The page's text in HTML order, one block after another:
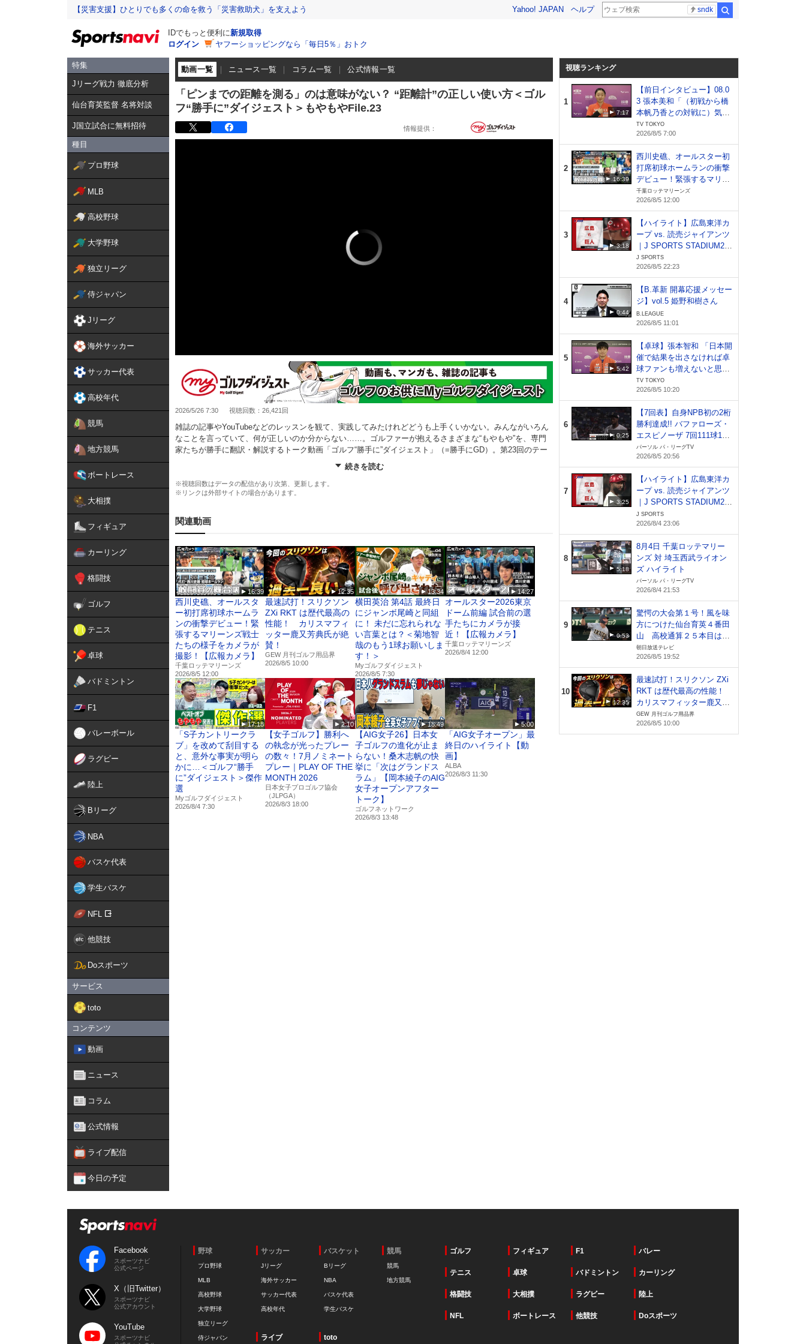
【災害支援】ひとりでも多くの命を救う「災害救助犬」を支えよう Yahoo! JAPAN ヘルプ sndk
IDでもっと便利に新規取得
ログイン
ヤフーショッピングなら「毎日5％」おトク
特集
Jリーグ戦力 徹底分析
仙台育英監督 名将対談
J国立試合に無料招待
種目
プロ野球
MLB
高校野球
大学野球
独立リーグ
侍ジャパン
Jリーグ
海外サッカー
サッカー代表
高校年代
競馬
地方競馬
ボートレース
大相撲
フィギュア
カーリング
格闘技
ゴルフ
テニス
卓球
バドミントン
F1
バレーボール
ラグビー
陸上
Bリーグ
NBA
バスケ代表
学生バスケ
NFL
他競技
Doスポーツ
サービス
toto
コンテンツ
動画
ニュース
コラム
公式情報
ライブ配信
今日の予定
動画一覧 ニュース一覧 コラム一覧 公式情報一覧
「ピンまでの距離を測る」のは意味がない？ “距離計”の正しい使い方＜ゴル
フ“勝手に”ダイジェスト＞もやもやFile.23
2026/5/26 7:30 視聴回数：26,421回
雑誌の記事やYouTubeなどのレッスンを観て、実践してみたけれどどうも上手くいかない。みんながいろん
なことを言っていて、何が正しいのか分からない……。ゴルファーが抱えるさまざまな“もやもや”を、専門
家たちが勝手に翻訳・解説するトーク動画「ゴルフ“勝手に”ダイジェスト」（=勝手にGD）。第23回のテー
第23話：
https://my-golfdigest.jp/movie/p210588/
■■■Myゴルフダイジェスト公式ホームページ■■■
★オリジナル動画
https://my-golfdigest.jp/movie/
★みんなのゴルフダイジェスト
https://www.golfdigest-minna.jp/
■■■MyゴルフダイジェストのSNS■■■
★Facebook
https://www.facebook.com/MyGolfDigest/
★X
https://x.com/golfdigestjapan
「Myゴルフダイジェスト」は「週刊ゴルフダイジェスト」「月刊ゴルフダイジェスト」をはじめとしたゴル
フダイジェスト社の雑誌や書籍・コミック等のコンテンツを、ウェブ上で閲覧できる定額課金制サービスで
す。アニメ化された「オーイ! とんぼ」から懐かしの名作マンガまで、読み放題のラインナップもぞくぞく
追加！
続きを読む
※視聴回数はデータの配信があり次第、更新します。
※リンクは外部サイトの場合があります。
関連動画
16:39
西川史礁、オールスタ
ー初打席初球ホームラ
ンの衝撃デビュー！緊
張するマリーンズ戦士
たちの様子をカメラが
撮影！【広報カメラ】
千葉ロッテマリーンズ
2026/8/5 12:00
12:35
最速試打！スリクソン
ZXi RKT は歴代最高の
性能！ カリスマフィ
ッター鹿又芳典氏が絶
賛！
GEW 月刊ゴルフ用品界
2026/8/5 10:00
13:34
横田英治 第4話 最終日
にジャンボ尾崎と同組
に！ 未だに忘れられな
い言葉とは？＜菊地智
哉のもう1球お願いしま
す！＞
Myゴルフダイジェスト
2026/8/5 7:30
14:27
オールスター2026東京
ドーム前編 試合前の選
手たちにカメラが接
近！【広報カメラ】
千葉ロッテマリーンズ
2026/8/4 12:00
17:18
「S子カントリークラ
ブ」を改めて刮目する
と、意外な事実が明ら
かに…＜ゴルフ“勝手
に”ダイジェスト＞傑作
選
Myゴルフダイジェスト
2026/8/4 7:30
2:10
【女子ゴルフ】勝利へ
の執念が光ったプレー
の数々！7月ノミネート
プレー｜PLAY OF THE
MONTH 2026
日本女子プロゴルフ協会
（JLPGA）
2026/8/3 18:00
18:49
【AIG女子26】日本女
子ゴルフの進化が止ま
らない！桑木志帆の快
挙に「次はグランドス
ラム」【岡本綾子のAIG
女子オープンアフター
トーク】
ゴルフネットワーク
2026/8/3 13:48
5:00
「AIG女子オープン」最
終日のハイライト【動
画】
ALBA
2026/8/3 11:30
視聴ランキング
1
7:17
【前日インタビュー】08.0
3 張本美和「（初戦から橋
本帆乃香との対戦に）気分
が落ちました笑 優勝を目指
して1試合ずつ頑張りた
い」｜WTTチャンピオンズ
横浜2026
TV TOKYO
2026/8/5 7:00
2
16:39
西川史礁、オールスター初
打席初球ホームランの衝撃
デビュー！緊張するマリー
ンズ戦士たちの様子をカメ
ラが撮影！【広報カメラ】
千葉ロッテマリーンズ
2026/8/5 12:00
3
3:18
【ハイライト】広島東洋カ
ープ vs. 読売ジャイアンツ
｜J SPORTS STADIUM20
26（8月5日）
J SPORTS
2026/8/5 22:23
4
0:44
【B.革新 開幕応援メッセー
ジ】vol.5 姫野和樹さん
B.LEAGUE
2026/8/5 11:01
5
5:42
【卓球】張本智和 「日本開
催で結果を出さなければ卓
球ファンも増えないと思
う。全てを賭ける気持ちで
頑張りたい」｜WTTチャン
ピオンズ横浜2026
TV TOKYO
2026/8/5 10:20
6
0:25
【7回表】自身NPB初の2桁
勝利達成!! バファローズ・
エスピノーザ 7回111球1失
点の好投!! 2026年8月5日
オリックス・バファローズ
対 東北楽天ゴールデンイー
グルス
パーソル パ・リーグTV
2026/8/5 20:56
7
3:25
【ハイライト】広島東洋カ
ープ vs. 読売ジャイアンツ
｜J SPORTS STADIUM20
26（8月4日）
J SPORTS
2026/8/4 23:06
8
5:18
8月4日 千葉ロッテマリー
ンズ 対 埼玉西武ライオン
ズ ハイライト
パーソル パ・リーグTV
2026/8/4 21:53
9
0:53
驚愕の大会第１号！風を味
方につけた仙台育英４番田
山 高校通算２５本目は甲
子園で【札幌日大vs仙台育
英】
朝日放送テレビ
2026/8/5 19:52
10
12:35
最速試打！スリクソン ZXi
RKT は歴代最高の性能！
カリスマフィッター鹿又芳
典氏が絶賛！
GEW 月刊ゴルフ用品界
2026/8/5 10:00
Facebook
スポーツナビ
公式ページ
X（旧Twitter）
スポーツナビ
公式アカウント
YouTube
スポーツナビ
野球
プロ野球
MLB
高校野球
大学野球
独立リーグ
侍ジャパン
サッカー
Jリーグ
海外サッカー
サッカー代表
高校年代
バスケット
Bリーグ
NBA
バスケ代表
学生バスケ
競馬
競馬
地方競馬
ゴルフ フィギュア F1 バレー
テニス 卓球 バドミントン カーリング
格闘技 大相撲 ラグビー 陸上
NFL ボートレース 他競技 Doスポーツ
ライブ toto